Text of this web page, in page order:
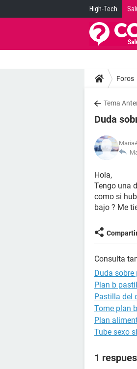
High-Tech
Foros
Tema
Duda
Hola,
Tengo una
como si
bajo ? Me
Consulta
Duda sobre
Plan b
Pastilla del
Tome plan
Plan
Tube sexo
1